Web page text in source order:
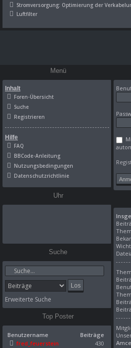
Stromversorgung: Optimierung der
Luftfilter
Menü
Inhalt
Foren-Übersicht
Suche
Registrieren
Hilfe
FAQ
BBCode-Anleitung
Nutzungsbedingungen
Datenschutzrichtlinie
Uhr
Suche
Erweiterte Suche
Top Poster
Benutzername
Beiträge
fred_feuerstein
430